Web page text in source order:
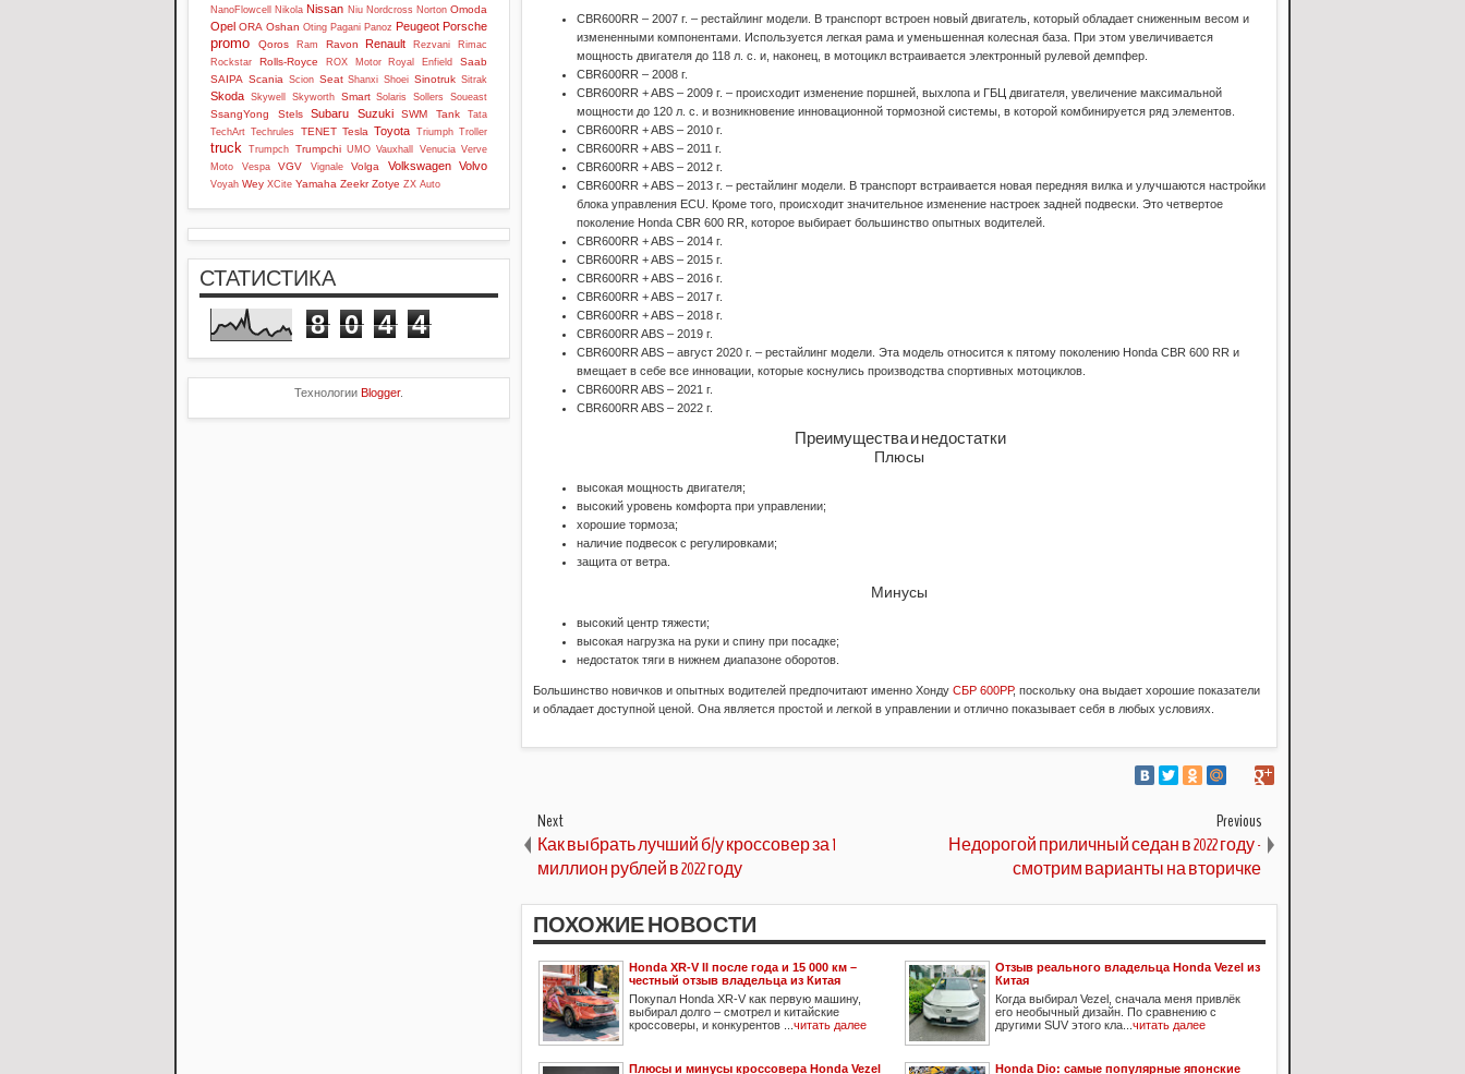
CBR600RR – 2007 г. – рестайлинг модели. В транспорт встроен новый двигатель, который обладает сниженным весом и
измененными компонентами. Используется легкая рама и уменьшенная колесная база. При этом увеличивается
мощность двигателя до 118 л. с. и, наконец, в мотоцикл встраивается электронный рулевой демпфер.
CBR600RR – 2008 г.
CBR600RR + ABS – 2009 г. – происходит изменение поршней, выхлопа и ГБЦ двигателя, увеличение максимальной
мощности до 120 л. с. и возникновение инновационной тормозной системы, в которой комбинируется ряд элементов.
CBR600RR + ABS – 2010 г.
CBR600RR + ABS – 2011 г.
CBR600RR + ABS – 2012 г.
CBR600RR + ABS – 2013 г. – рестайлинг модели. В транспорт встраивается новая передняя вилка и улучшаются настройки
блока управления ECU. Кроме того, происходит значительное изменение настроек задней подвески. Это четвертое
поколение Honda CBR 600 RR, которое выбирает большинство опытных водителей.
CBR600RR + ABS – 2014 г.
CBR600RR + ABS – 2015 г.
CBR600RR + ABS – 2016 г.
CBR600RR + ABS – 2017 г.
CBR600RR + ABS – 2018 г.
CBR600RR ABS – 2019 г.
CBR600RR ABS – август 2020 г. – рестайлинг модели. Эта модель относится к пятому поколению Honda CBR 600 RR и
вмещает в себе все инновации, которые коснулись производства спортивных мотоциклов.
CBR600RR ABS – 2021 г.
CBR600RR ABS – 2022 г.
Преимущества и недостатки
Плюсы
высокая мощность двигателя;
высокий уровень комфорта при управлении;
хорошие тормоза;
наличие подвесок с регулировками;
защита от ветра.
Минусы
высокий центр тяжести;
высокая нагрузка на руки и спину при посадке;
недостаток тяги в нижнем диапазоне оборотов.
Большинство новичков и опытных водителей предпочитают именно Хонду СБР 600РР, поскольку она выдает хорошие показатели
и обладает доступной ценой. Она является простой и легкой в управлении и отлично показывает себя в любых условиях.
Next
Как выбрать лучший б/у кроссовер за 1
миллион рублей в 2022 году
Previous
Недорогой приличный седан в 2022 году -
смотрим варианты на вторичке
ПОХОЖИЕ НОВОСТИ
Honda XR-V II после года и 15 000 км –
честный отзыв владельца из Китая
Покупал Honda XR-V как первую машину,
выбирал долго – смотрел и китайские
кроссоверы, и конкурентов ... читать далее
Отзыв реального владельца Honda Vezel из
Китая
Когда выбирал Vezel, сначала меня привлёк
его необычный дизайн. По сравнению с
другими SUV этого кла... читать далее
Плюсы и минусы кроссовера Honda Vezel Honda Dio: cамые популярные японские
NanoFlowcell
Nikola Nissan Niu Nordcross Norton Omoda
Opel ORA Oshan Oting Pagani Panoz Peugeot Porsche
promo Qoros Ram Ravon Renault Rezvani
Rimac
Rockstar
Rolls-Royce ROX Motor Royal Enfield
Saab
SAIPA Scania Scion Seat Shanxi Shoei Sinotruk Sitrak
Skoda Skywell Skyworth Smart Solaris Sollers Soueast
SsangYong Stels Subaru Suzuki SWM Tank
Tata
TechArt Techrules TENET Tesla Toyota Triumph Troller
truck Trumpch Trumpchi UMO Vauxhall Venucia Verve
Moto
Vespa VGV Vignale Volga Volkswagen Volvo
Voyah Wey XCite Yamaha Zeekr Zotye ZX Auto
СТАТИСТИКА
8
0 4 4
Технологии Blogger.